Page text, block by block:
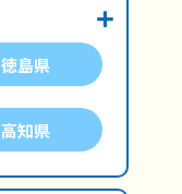
徳島県
高知県